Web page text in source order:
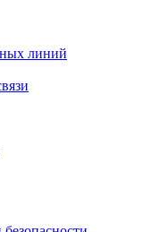
линий